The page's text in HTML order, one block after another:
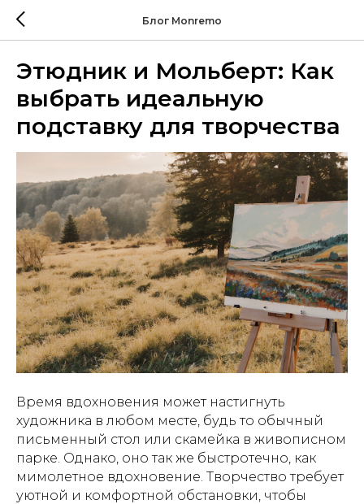
Блог Monremo
Этюдник и Мольберт: Как
выбрать идеальную
подставку для творчества
Время вдохновения может настигнуть
художника в любом месте, будь то обычный
письменный стол или скамейка в живописном
парке. Однако, оно так же быстротечно, как
мимолетное вдохновение. Творчество требует
уютной и комфортной обстановки, чтобы